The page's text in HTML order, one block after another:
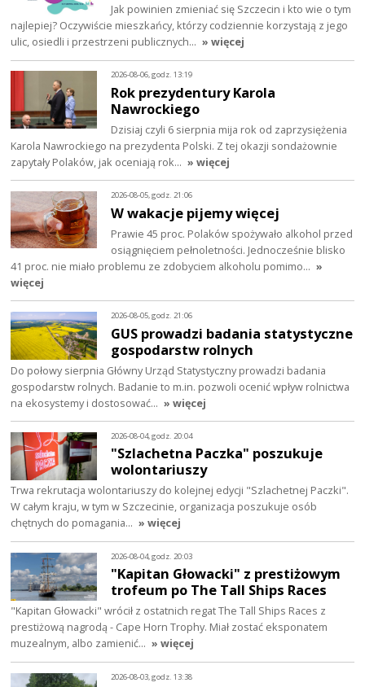
Jak powinien zmieniać się Szczecin i kto wie o tym
najlepiej? Oczywiście mieszkańcy, którzy codziennie korzystają z jego
ulic, osiedli i przestrzeni publicznych… » więcej
2026-08-06, godz. 13:19
Rok prezydentury Karola
Nawrockiego
Dzisiaj czyli 6 sierpnia mija rok od zaprzysiężenia
Karola Nawrockiego na prezydenta Polski. Z tej okazji sondażownie
zapytały Polaków, jak oceniają rok… » więcej
2026-08-05, godz. 21:06
W wakacje pijemy więcej
Prawie 45 proc. Polaków spożywało alkohol przed
osiągnięciem pełnoletności. Jednocześnie blisko
41 proc. nie miało problemu ze zdobyciem alkoholu pomimo… »
więcej
2026-08-05, godz. 21:06
GUS prowadzi badania statystyczne
gospodarstw rolnych
Do połowy sierpnia Główny Urząd Statystyczny prowadzi badania
gospodarstw rolnych. Badanie to m.in. pozwoli ocenić wpływ rolnictwa
na ekosystemy i dostosować… » więcej
2026-08-04, godz. 20:04
"Szlachetna Paczka" poszukuje
wolontariuszy
Trwa rekrutacja wolontariuszy do kolejnej edycji "Szlachetnej Paczki".
W całym kraju, w tym w Szczecinie, organizacja poszukuje osób
chętnych do pomagania… » więcej
2026-08-04, godz. 20:03
"Kapitan Głowacki" z prestiżowym
trofeum po The Tall Ships Races
"Kapitan Głowacki" wrócił z ostatnich regat The Tall Ships Races z
prestiżową nagrodą - Cape Horn Trophy. Miał zostać eksponatem
muzealnym, albo zamienić… » więcej
2026-08-03, godz. 13:38